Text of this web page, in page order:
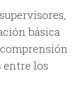
básica
entre los